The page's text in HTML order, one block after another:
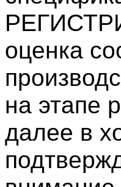
оценка
на этапе
далее в